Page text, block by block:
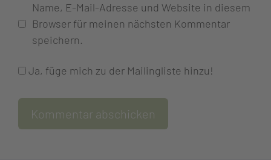
Name, E-Mail-Adresse und Website in diesem
Browser für meinen nächsten Kommentar
speichern.
Ja, füge mich zu der Mailingliste hinzu!